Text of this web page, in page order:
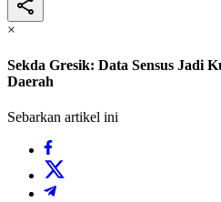
×
Sekda Gresik: Data Sensus Jadi
Daerah
Sebarkan artikel ini